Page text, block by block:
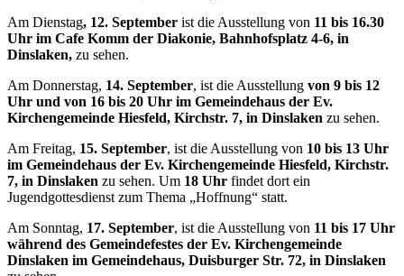
Am Dienstag, 12. September ist die Ausstellung von 11 bis 16.30
Uhr im Cafe Komm der Diakonie, Bahnhofsplatz 4-6, in
Dinslaken, zu sehen.
Am Donnerstag, 14. September, ist die Ausstellung von 9 bis 12
Uhr und von 16 bis 20 Uhr im Gemeindehaus der Ev.
Kirchengemeinde Hiesfeld, Kirchstr. 7, in Dinslaken zu sehen.
Am Freitag, 15. September, ist die Ausstellung von 10 bis 13 Uhr
im Gemeindehaus der Ev. Kirchengemeinde Hiesfeld, Kirchstr.
7, in Dinslaken zu sehen. Um 18 Uhr findet dort ein
Jugendgottesdienst zum Thema „Hoffnung“ statt.
Am Sonntag, 17. September, ist die Ausstellung von 11 bis 17 Uhr
während des Gemeindefestes der Ev. Kirchengemeinde
Dinslaken im Gemeindehaus, Duisburger Str. 72, in Dinslaken